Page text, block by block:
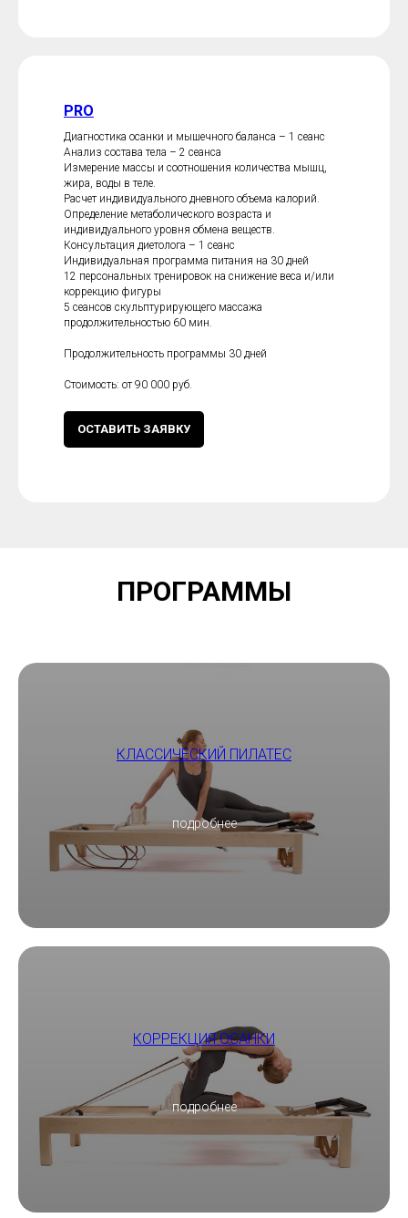
PRO
Диагностика осанки и мышечного баланса – 1 сеанс
Анализ состава тела – 2 сеанса
Измерение массы и соотношения количества мышц,
жира, воды в теле.
Расчет индивидуального дневного объема калорий.
Определение метаболического возраста и
индивидуального уровня обмена веществ.
Консультация диетолога – 1 сеанс
Индивидуальная программа питания на 30 дней
12 персональных тренировок на снижение веса и/или
коррекцию фигуры
5 сеансов скульптурирующего массажа
продолжительностью 60 мин.
Продолжительность программы 30 дней
Стоимость: от 90 000 руб.
ОСТАВИТЬ ЗАЯВКУ
ПРОГРАММЫ
КЛАССИЧЕСКИЙ ПИЛАТЕС
подробнее
КОРРЕКЦИЯ ОСАНКИ
подробнее